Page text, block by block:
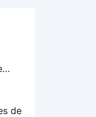
de